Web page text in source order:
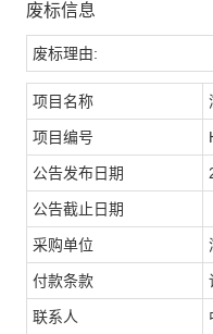
废标信息
废标理由:
项目名称
项目编号
公告发布日期
公告截止日期
采购单位
付款条款
联系人